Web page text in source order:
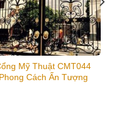
Mỹ Thuật CMT044
Phong Cách Ấn Tượng